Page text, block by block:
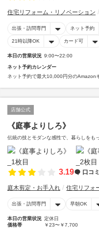
住宅リフォーム・リノベーション
出張・訪問専門 ネット予約
21時以降OK カード可
本日の営業状況 9:00〜22:00
ネット予約カレンダー
ネット予約で最大10,000円分のAmazon
店舗公式
《庭事よりしろ》
伝統の技とモダンな感性で、暮らしをも
3.19 口コミ
庭木剪定・お手入れ 住宅リフォ
出張・訪問専門 早朝OK
本日の営業状況 定休日
価格帯
￥23〜￥7,700